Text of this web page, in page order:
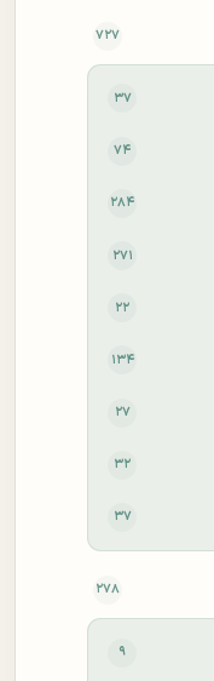
۷۲۷
۳۷
۷۴
۲۸۴
۲۷۱
۲۲
۱۳۴
۲۷
۳۲
۳۷
۲۷۸
۹